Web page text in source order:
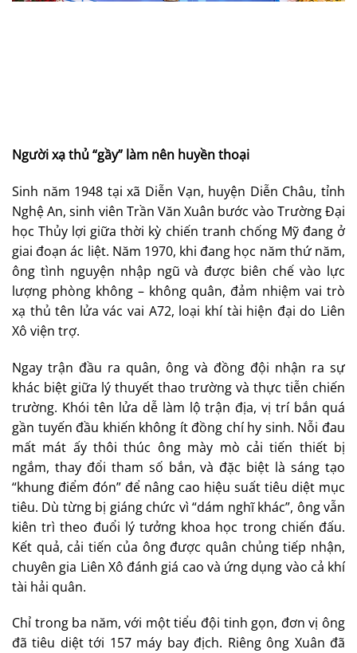
Người xạ thủ “gầy” làm nên huyền thoại
Sinh năm 1948 tại xã Diễn Vạn, huyện Diễn Châu, tỉnh
Nghệ An, sinh viên Trần Văn Xuân bước vào Trường Đại
học Thủy lợi giữa thời kỳ chiến tranh chống Mỹ đang ở
giai đoạn ác liệt. Năm 1970, khi đang học năm thứ năm,
ông tình nguyện nhập ngũ và được biên chế vào lực
lượng phòng không – không quân, đảm nhiệm vai trò
xạ thủ tên lửa vác vai A72, loại khí tài hiện đại do Liên
Xô viện trợ.
Ngay trận đầu ra quân, ông và đồng đội nhận ra sự
khác biệt giữa lý thuyết thao trường và thực tiễn chiến
trường. Khói tên lửa dễ làm lộ trận địa, vị trí bắn quá
gần tuyến đầu khiến không ít đồng chí hy sinh. Nỗi đau
mất mát ấy thôi thúc ông mày mò cải tiến thiết bị
ngắm, thay đổi tham số bắn, và đặc biệt là sáng tạo
“khung điểm đón” để nâng cao hiệu suất tiêu diệt mục
tiêu. Dù từng bị giáng chức vì “dám nghĩ khác”, ông vẫn
kiên trì theo đuổi lý tưởng khoa học trong chiến đấu.
Kết quả, cải tiến của ông được quân chủng tiếp nhận,
chuyên gia Liên Xô đánh giá cao và ứng dụng vào cả khí
tài hải quân.
Chỉ trong ba năm, với một tiểu đội tinh gọn, đơn vị ông
đã tiêu diệt tới 157 máy bay địch. Riêng ông Xuân đã